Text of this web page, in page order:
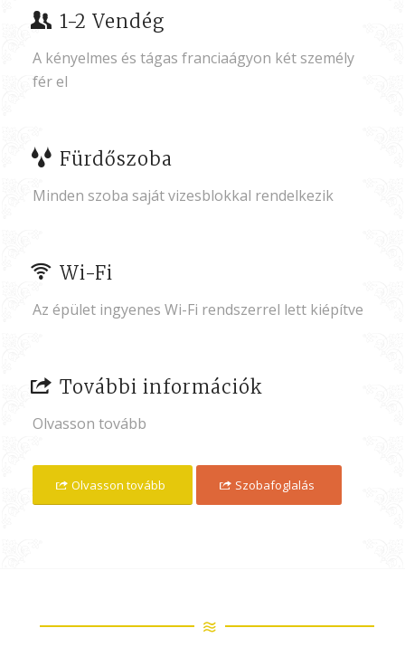
1-2 Vendég
A kényelmes és tágas franciaágyon két személy
fér el
Fürdőszoba
Minden szoba saját vizesblokkal rendelkezik
Wi-Fi
Az épület ingyenes Wi-Fi rendszerrel lett kiépítve
További információk
Olvasson tovább
Olvasson tovább Szobafoglalás